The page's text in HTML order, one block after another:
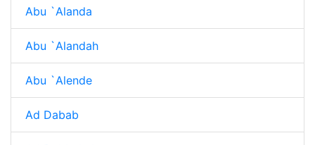
Abu `Alanda
Abu `Alandah
Abu `Alende
Ad Dabab